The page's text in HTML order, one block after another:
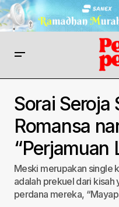
Sorai Seroja
Romansa
“Perjamuan
Meski merupakan single
adalah prekuel dari kisah
perdana mereka,